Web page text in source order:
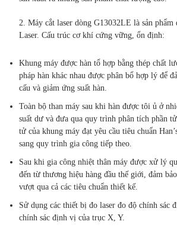
2. Máy cắt laser dòng G13032LE là sản phẩm
Laser. Cấu trúc cơ khí cứng vững, ổn định:
Khung máy được hàn tổ hợp bằng thép chất
pháp hàn khác nhau được phân bổ hợp lý để
cấu và giảm ứng suất hàn.
Toàn bộ than máy sau khi hàn được tôi ủ ở
suất dư và đưa qua quy trình phân tích phần
tử của khung máy đạt yêu cầu tiêu chuẩn
sang quy trình gia công tiếp theo.
Sau khi gia công nhiệt thân máy được xử lý
đến từ thương hiệu hàng đầu thế giới, đảm
vượt qua cả các tiêu chuẩn thiết kế.
Sử dụng các thiết bị đo laser đo độ chính sác
chính sác định vị của trục X, Y.